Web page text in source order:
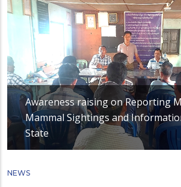
Awareness raising on Reporting
Mammal Sightings and
State
NEWS